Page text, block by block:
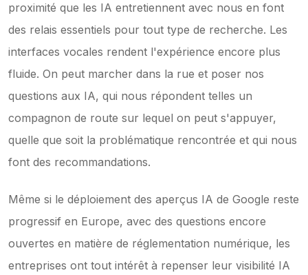
proximité que les IA entretiennent avec nous en font
des relais essentiels pour tout type de recherche. Les
interfaces vocales rendent l'expérience encore plus
fluide. On peut marcher dans la rue et poser nos
questions aux IA, qui nous répondent telles un
compagnon de route sur lequel on peut s'appuyer,
quelle que soit la problématique rencontrée et qui nous
font des recommandations.
Même si le déploiement des aperçus IA de Google reste
progressif en Europe, avec des questions encore
ouvertes en matière de réglementation numérique, les
entreprises ont tout intérêt à repenser leur visibilité IA